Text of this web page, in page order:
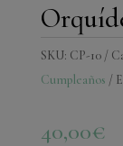
SKU: CP-10
Cumpleaños
40,00€